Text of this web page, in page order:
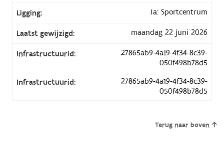
Ligging: Ja: Sportcentrum
Laatst gewijzigd: maandag 22 juni 2026
Infrastructuurid:
27865ab9-4a19-4f34-8c39-
050f498b78d5
Infrastructuurid:
27865ab9-4a19-4f34-8c39-
050f498b78d5
Terug naar boven